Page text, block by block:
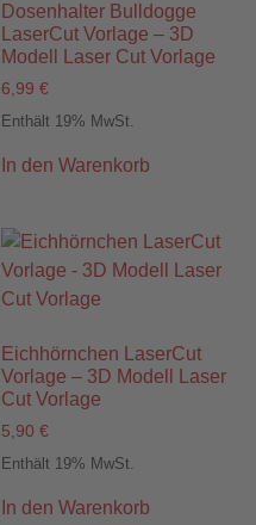
Dosenhalter Bulldogge
LaserCut Vorlage – 3D
Modell Laser Cut Vorlage
6,99 €
Enthält 19% MwSt.
In den Warenkorb
Eichhörnchen LaserCut
Vorlage – 3D Modell Laser
Cut Vorlage
5,90 €
Enthält 19% MwSt.
In den Warenkorb